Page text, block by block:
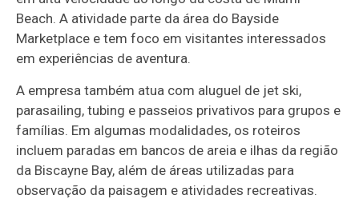
Beach. A atividade parte da área do Bayside
Marketplace e tem foco em visitantes interessados
em experiências de aventura.
A empresa também atua com aluguel de jet ski,
parasailing, tubing e passeios privativos para grupos e
famílias. Em algumas modalidades, os roteiros
incluem paradas em bancos de areia e ilhas da região
da Biscayne Bay, além de áreas utilizadas para
observação da paisagem e atividades recreativas.